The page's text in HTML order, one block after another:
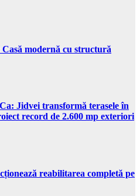
modernă cu structură
Jidvei transformă terasele în
record de 2.600 mp exteriori
reabilitarea completă pe